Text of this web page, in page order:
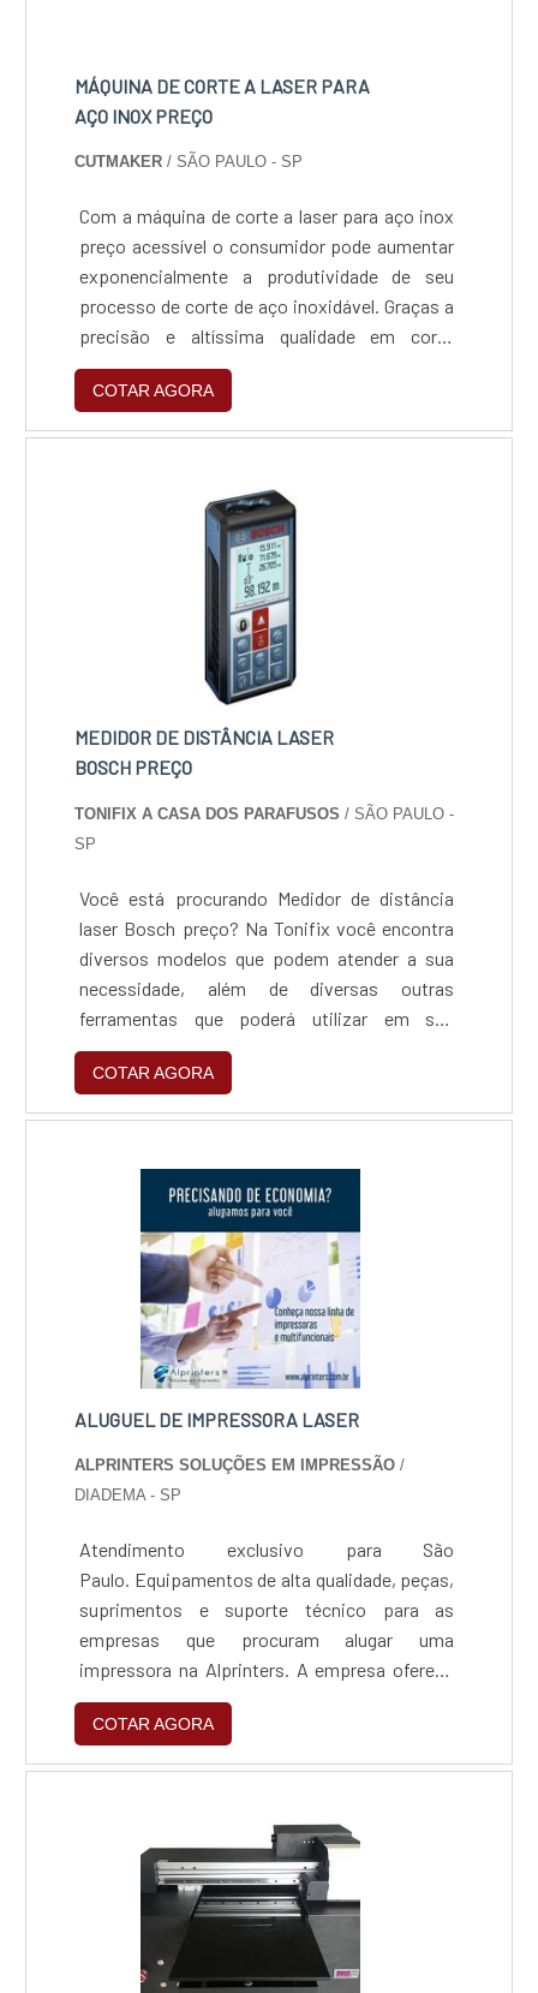
MÁQUINA DE CORTE A LASER PARA
AÇO INOX PREÇO
CUTMAKER / SÃO PAULO - SP
Com a máquina de corte a laser para aço inox
preço acessível o consumidor pode aumentar
exponencialmente a produtividade de seu
processo de corte de aço inoxidável. Graças a
precisão e altíssima qualidade em corte
fornecida por esse equipamento, que garante
um trabalho completamente automatizado,
seguro e eficiente. Permitindo que sua
quantidade muito maior, sem perda de
qualidade e com maior aproveitamen....
COTAR AGORA
MEDIDOR DE DISTÂNCIA LASER
BOSCH PREÇO
TONIFIX A CASA DOS PARAFUSOS / SÃO PAULO -
SP
Você está procurando Medidor de distância
laser Bosch preço? Na Tonifix você encontra
diversos modelos que podem atender a sua
necessidade, além de diversas outras
ferramentas que poderá utilizar em sua
construção ou reforma. ....
COTAR AGORA
ALUGUEL DE IMPRESSORA LASER
ALPRINTERS SOLUÇÕES EM IMPRESSÃO /
DIADEMA - SP
Atendimento exclusivo para São
Paulo. Equipamentos de alta qualidade, peças,
suprimentos e suporte técnico para as
empresas que procuram alugar uma
impressora na Alprinters. A empresa oferece
os melhores equipamentos com tecnologia de
ponta para tornar o dia dia do contratante
mais produtivo, como o aluguel de impressora
desperdícios, pois imprime somente o
necessário; Redução no final do mês em a....
COTAR AGORA